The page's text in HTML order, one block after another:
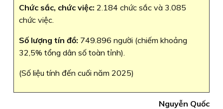
Chức sắc, chức việc: 2.184 chức sắc và 3.085
chức việc.
Số lượng tín đồ: 749.896 người (chiếm khoảng
32,5% tổng dân số toàn tỉnh).
(Số liệu tính đến cuối năm 2025)
Nguyễn Quốc